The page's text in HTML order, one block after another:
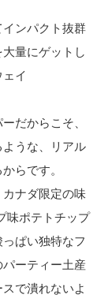
ンパクト抜群
量にゲットし
イ
だからこそ、
うな、リアル
らです。
ナダ限定の味
味ポテトチップ
ぱい独特なフ
ーティー土産
で潰れないよ